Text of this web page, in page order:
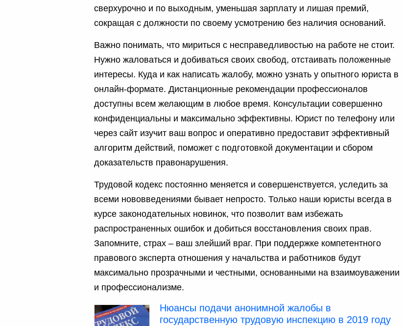
сверхурочно и по выходным, уменьшая зарплату и лишая премий,
сокращая с должности по своему усмотрению без наличия оснований.
Важно понимать, что мириться с несправедливостью на работе не стоит.
Нужно жаловаться и добиваться своих свобод, отстаивать положенные
интересы. Куда и как написать жалобу, можно узнать у опытного юриста в
онлайн-формате. Дистанционные рекомендации профессионалов
доступны всем желающим в любое время. Консультации совершенно
конфиденциальны и максимально эффективны. Юрист по телефону или
через сайт изучит ваш вопрос и оперативно предоставит эффективный
алгоритм действий, поможет с подготовкой документации и сбором
доказательств правонарушения.
Трудовой кодекс постоянно меняется и совершенствуется, уследить за
всеми нововведениями бывает непросто. Только наши юристы всегда в
курсе законодательных новинок, что позволит вам избежать
распространенных ошибок и добиться восстановления своих прав.
Запомните, страх – ваш злейший враг. При поддержке компетентного
правового эксперта отношения у начальства и работников будут
максимально прозрачными и честными, основанными на взаимоуважении
и профессионализме.
Нюансы подачи анонимной жалобы в
государственную трудовую инспекцию в 2019 году